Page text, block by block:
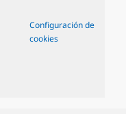
Configuración de
cookies